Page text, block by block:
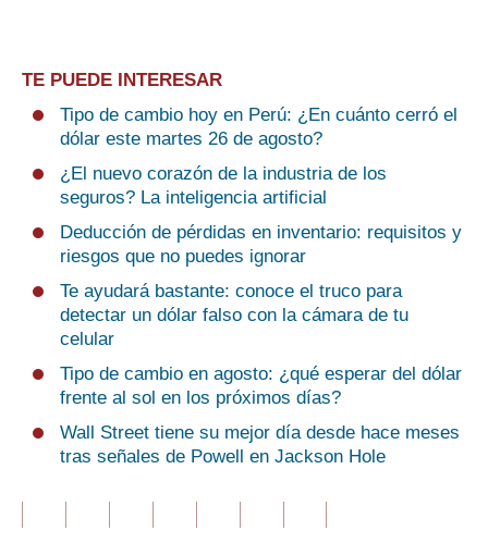
TE PUEDE INTERESAR
Tipo de cambio hoy en Perú: ¿En cuánto cerró el
dólar este martes 26 de agosto?
¿El nuevo corazón de la industria de los
seguros? La inteligencia artificial
Deducción de pérdidas en inventario: requisitos y
riesgos que no puedes ignorar
Te ayudará bastante: conoce el truco para
detectar un dólar falso con la cámara de tu
celular
Tipo de cambio en agosto: ¿qué esperar del dólar
frente al sol en los próximos días?
Wall Street tiene su mejor día desde hace meses
tras señales de Powell en Jackson Hole